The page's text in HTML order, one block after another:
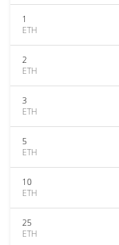
1
ETH
2
ETH
3
ETH
5
ETH
10
ETH
25
ETH